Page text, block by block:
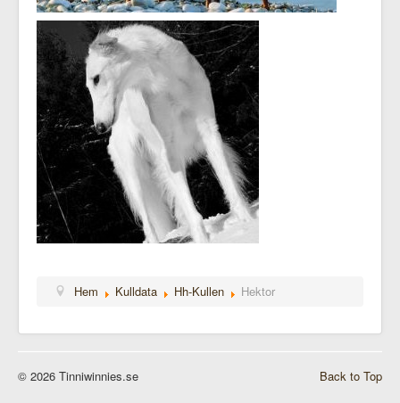
Hem Kulldata Hh-Kullen Hektor
Back to Top
© 2026 Tinniwinnies.se